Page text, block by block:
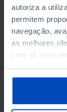
autoriza a
permitem
navegação,
as melhores
com as suas
tipos de
sobre cookies
Política